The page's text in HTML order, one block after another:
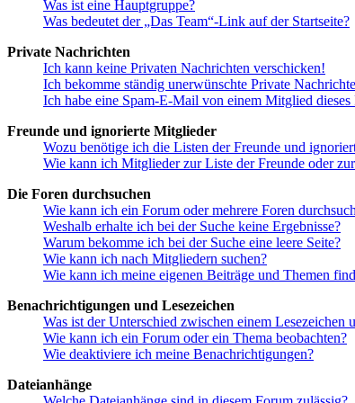
Was ist eine Hauptgruppe?
Was bedeutet der „Das Team“-Link auf der Startseite?
Private Nachrichten
Ich kann keine Privaten Nachrichten verschicken!
Ich bekomme ständig unerwünschte Private
Ich habe eine Spam-E-Mail von einem Mitglied dieses
Freunde und ignorierte Mitglieder
Wozu benötige ich die Listen der Freunde und
Wie kann ich Mitglieder zur Liste der Freunde oder
Die Foren durchsuchen
Wie kann ich ein Forum oder mehrere Foren
Weshalb erhalte ich bei der Suche keine Ergebnisse?
Warum bekomme ich bei der Suche eine leere Seite?
Wie kann ich nach Mitgliedern suchen?
Wie kann ich meine eigenen Beiträge und Themen
Benachrichtigungen und Lesezeichen
Was ist der Unterschied zwischen einem Lesezeichen
Wie kann ich ein Forum oder ein Thema beobachten?
Wie deaktiviere ich meine Benachrichtigungen?
Dateianhänge